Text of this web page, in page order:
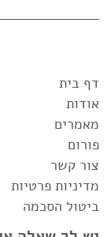
דף בית
אודות
מאמרים
פורום
צור קשר
מדיניות פרטיות
ביטול הסכמה